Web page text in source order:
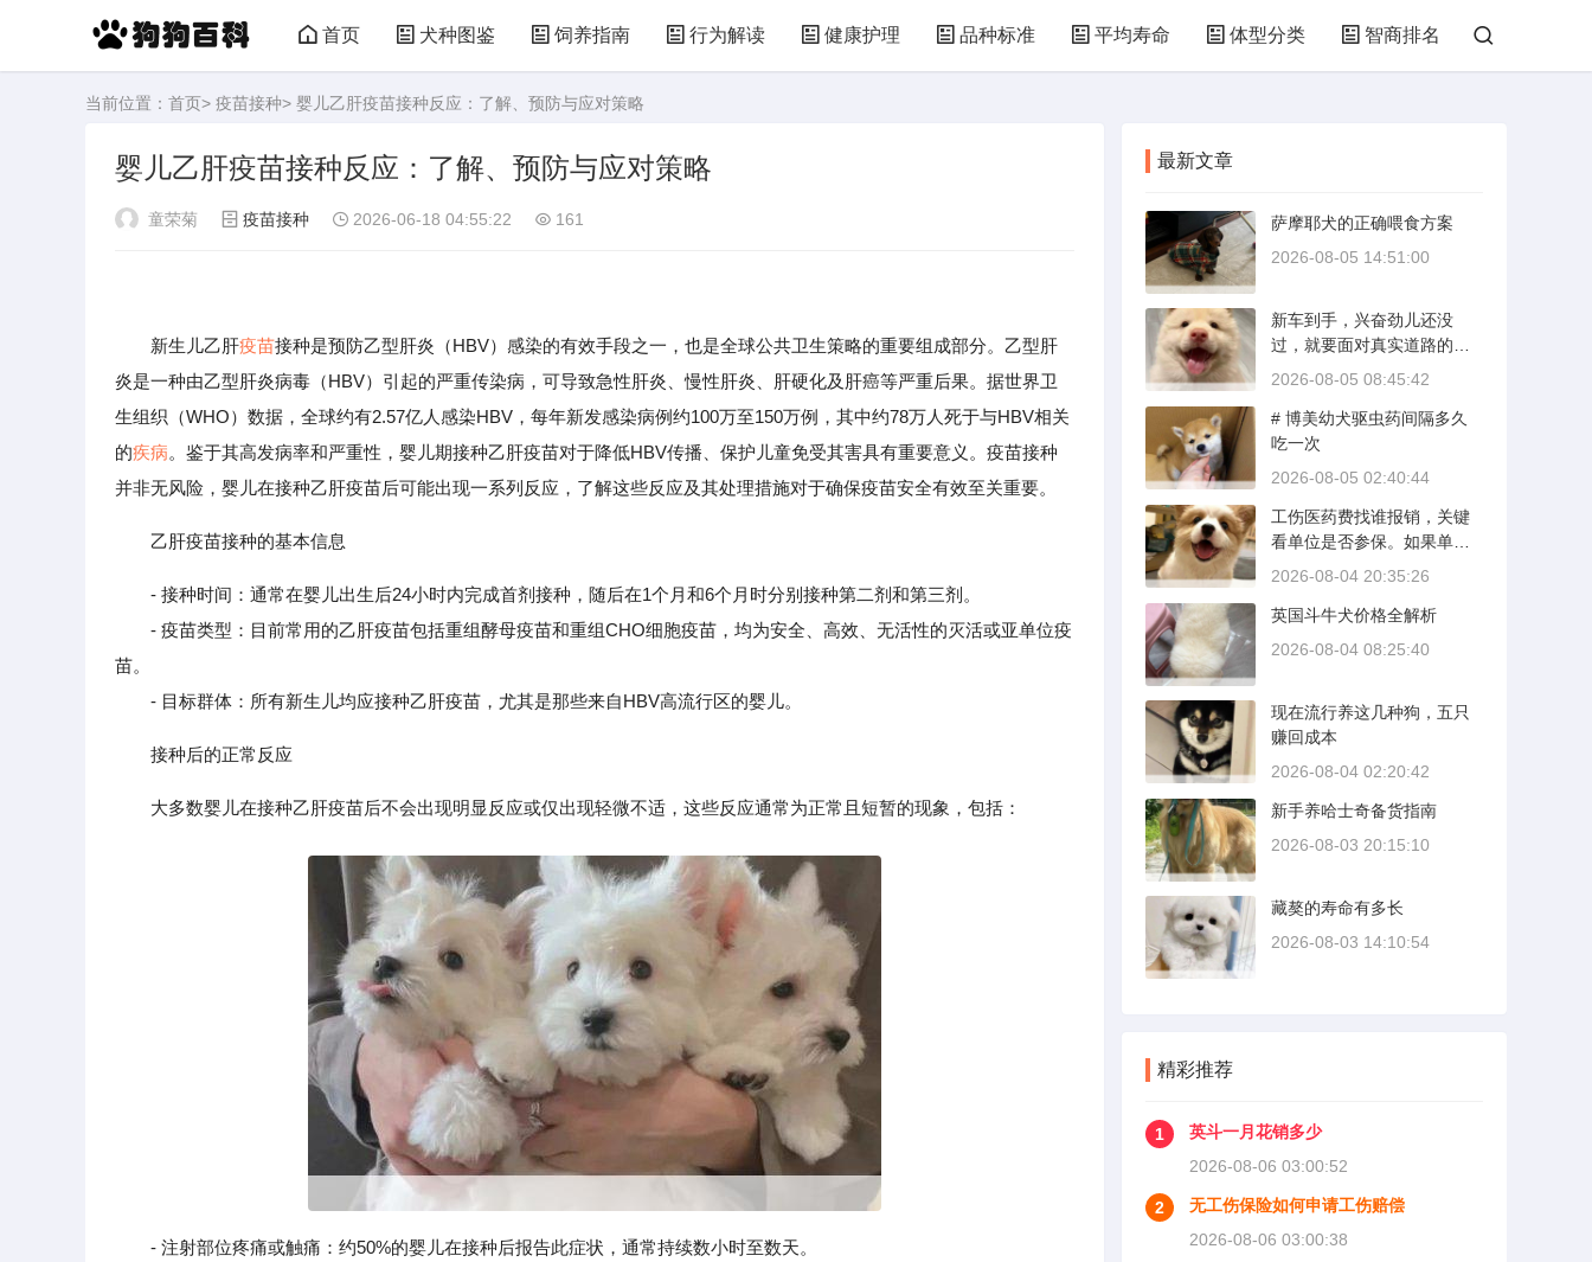
首页 犬种图鉴 饲养指南 行为解读 健康护理 品种标准 平均寿命 体型分类 智商排名
当前位置： 首页> 疫苗接种> 婴儿乙肝疫苗接种反应：了解、预防与应对策略
婴儿乙肝疫苗接种反应：了解、预防与应对策略
童荣菊 疫苗接种 2026-06-18 04:55:22 161
新生儿乙肝疫苗接种是预防乙型肝炎（HBV）感染的有效手段之一，也是全球公共卫生策略的重要组成部分。乙型肝
炎是一种由乙型肝炎病毒（HBV）引起的严重传染病，可导致急性肝炎、慢性肝炎、肝硬化及肝癌等严重后果。据世界卫
生组织（WHO）数据，全球约有2.57亿人感染HBV，每年新发感染病例约100万至150万例，其中约78万人死于与HBV相关
的疾病。鉴于其高发病率和严重性，婴儿期接种乙肝疫苗对于降低HBV传播、保护儿童免受其害具有重要意义。疫苗接种
并非无风险，婴儿在接种乙肝疫苗后可能出现一系列反应，了解这些反应及其处理措施对于确保疫苗安全有效至关重要。
乙肝疫苗接种的基本信息
- 接种时间：通常在婴儿出生后24小时内完成首剂接种，随后在1个月和6个月时分别接种第二剂和第三剂。
- 疫苗类型：目前常用的乙肝疫苗包括重组酵母疫苗和重组CHO细胞疫苗，均为安全、高效、无活性的灭活或亚单位疫
苗。
- 目标群体：所有新生儿均应接种乙肝疫苗，尤其是那些来自HBV高流行区的婴儿。
接种后的正常反应
大多数婴儿在接种乙肝疫苗后不会出现明显反应或仅出现轻微不适，这些反应通常为正常且短暂的现象，包括：
- 注射部位疼痛或触痛：约50%的婴儿在接种后报告此症状，通常持续数小时至数天。
最新文章
萨摩耶犬的正确喂食方案
2026-08-05 14:51:00
新车到手，兴奋劲儿还没
过，就要面对真实道路的考
验。新手开新车上路，最怕
况和路况的双重陌生。磨合
期内，发动机转速控制在200
0到3000转之间，时速尽量
机的保守，而是活塞和气缸
壁需要时间完成精细贴合。
多数车型说明书里都写了前1
着做的司机不到三成。
2026-08-05 08:45:42
# 博美幼犬驱虫药间隔多久
吃一次
2026-08-05 02:40:44
工伤医药费找谁报销，关键
看单位是否参保。如果单位
给你交了工伤保险，费用由
参保，那就由单位自己掏
钱。很多人受伤后一头雾
误治疗。这篇就把这事讲清
楚。
2026-08-04 20:35:26
英国斗牛犬价格全解析
2026-08-04 08:25:40
现在流行养这几种狗，五只
赚回成本
2026-08-04 02:20:42
新手养哈士奇备货指南
2026-08-03 20:15:10
藏獒的寿命有多长
2026-08-03 14:10:54
精彩推荐
1
英斗一月花销多少
2026-08-06 03:00:52
2
无工伤保险如何申请工伤赔偿
2026-08-06 03:00:38